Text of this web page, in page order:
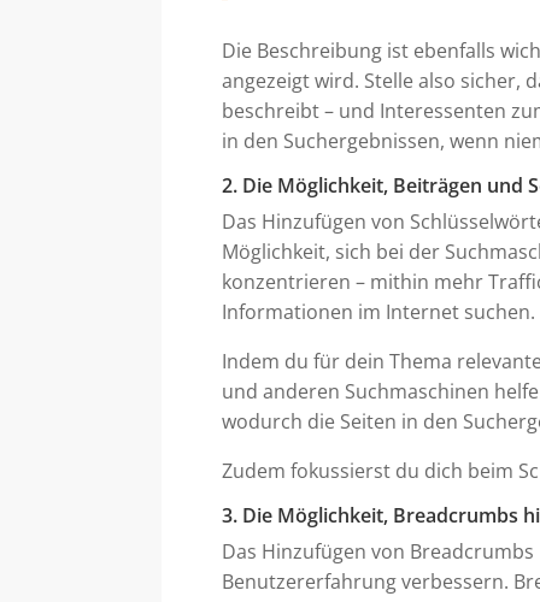
Die Beschreibung ist ebenfalls
angezeigt wird. Stelle also sicher,
beschreibt – und Interessenten
in den Suchergebnissen, wenn
2. Die Möglichkeit, Beiträgen und
Das Hinzufügen von
Möglichkeit, sich bei der
konzentrieren – mithin mehr
Informationen im Internet suchen.
Indem du für dein Thema
und anderen Suchmaschinen
wodurch die Seiten in den
Zudem fokussierst du dich beim
3. Die Möglichkeit, Breadcrumbs
Das Hinzufügen von
Benutzererfahrung verbessern.